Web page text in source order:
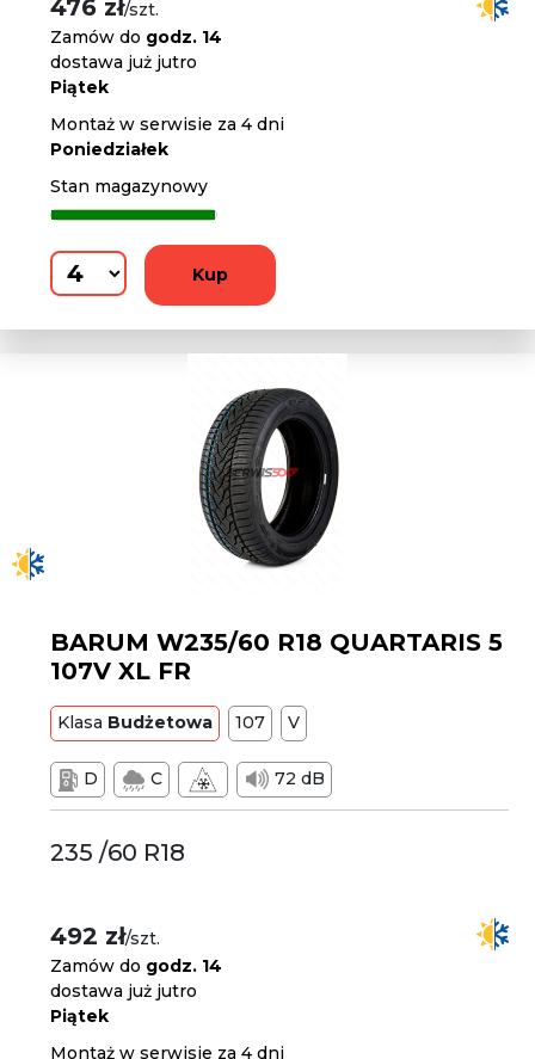
476 zł/szt.
Zamów do godz. 14
dostawa już jutro
Piątek
Montaż w serwisie za 4 dni
Poniedziałek
Stan magazynowy
Kup
BARUM W235/60 R18 QUARTARIS 5
107V XL FR
Klasa Budżetowa 107 V
D C 72 dB
235 /60 R18
492 zł/szt.
Zamów do godz. 14
dostawa już jutro
Piątek
Montaż w serwisie za 4 dni